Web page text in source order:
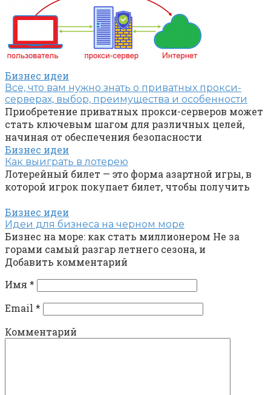
Бизнес идеи
Все, что вам нужно знать о приватных прокси-
серверах, выбор, преимущества и особенности
Приобретение приватных прокси-серверов может
стать ключевым шагом для различных целей,
начиная от обеспечения безопасности
Бизнес идеи
Как выиграть в лотерею
Лотерейный билет — это форма азартной игры, в
которой игрок покупает билет, чтобы получить
Бизнес идеи
Идеи для бизнеса на черном море
Бизнес на море: как стать миллионером Не за
горами самый разгар летнего сезона, и
Добавить комментарий
Имя *
Email *
Комментарий